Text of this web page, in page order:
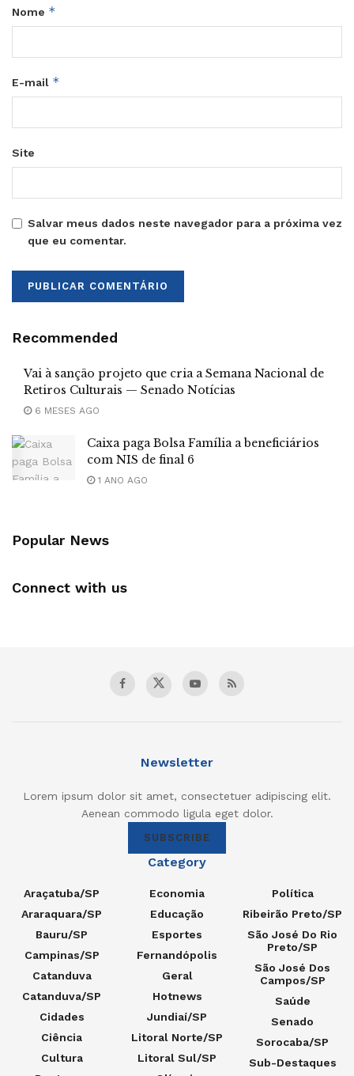
Nome *
E-mail *
Site
Salvar meus dados neste navegador para a próxima vez
que eu comentar.
Recommended
Vai à sanção projeto que cria a Semana Nacional de
Retiros Culturais — Senado Notícias
6 MESES AGO
Caixa paga Bolsa Família a beneficiários
com NIS de final 6
1 ANO AGO
Popular News
Connect with us
Newsletter
Lorem ipsum dolor sit amet, consectetuer adipiscing elit.
Aenean commodo ligula eget dolor.
SUBSCRIBE
Category
Araçatuba/SP
Araraquara/SP
Bauru/SP
Campinas/SP
Catanduva
Catanduva/SP
Cidades
Ciência
Cultura
Economia
Educação
Esportes
Fernandópolis
Geral
Hotnews
Jundiaí/SP
Litoral Norte/SP
Litoral Sul/SP
Política
Ribeirão Preto/SP
São José Do Rio
Preto/SP
São José Dos
Campos/SP
Saúde
Senado
Sorocaba/SP
Sub-Destaques